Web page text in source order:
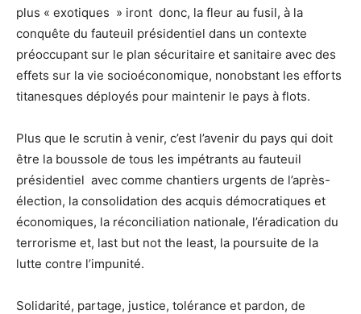
plus « exotiques » iront donc, la fleur au fusil, à la
conquête du fauteuil présidentiel dans un contexte
préoccupant sur le plan sécuritaire et sanitaire avec des
effets sur la vie socioéconomique, nonobstant les efforts
titanesques déployés pour maintenir le pays à flots.
Plus que le scrutin à venir, c’est l’avenir du pays qui doit
être la boussole de tous les impétrants au fauteuil
présidentiel avec comme chantiers urgents de l’après-
élection, la consolidation des acquis démocratiques et
économiques, la réconciliation nationale, l’éradication du
terrorisme et, last but not the least, la poursuite de la
lutte contre l’impunité.
Solidarité, partage, justice, tolérance et pardon, de